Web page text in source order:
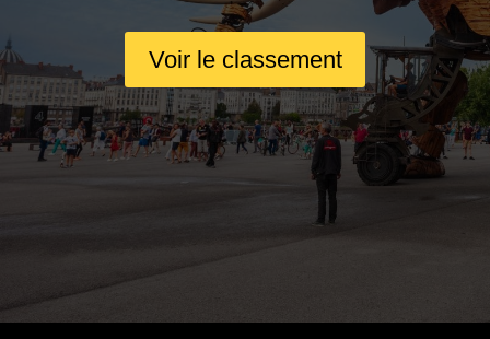
Voir le classement